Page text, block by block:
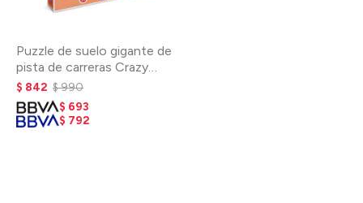
Puzzle de suelo gigante de
pista de carreras Crazy
Motors
$ 842 $990
$ 693
$ 792